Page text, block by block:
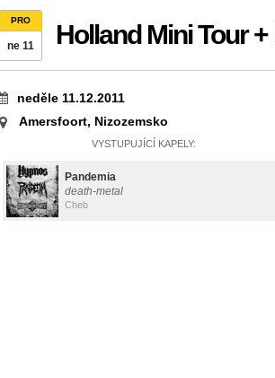
PRO
ne 11 Holland Mini Tour
neděle 11.12.2011
Amersfoort, Nizozemsko
VYSTUPUJÍCÍ KAPELY:
Pandemia
death-metal
Cheb